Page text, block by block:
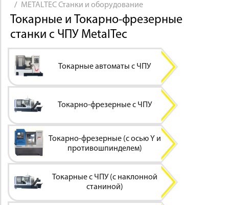
ДЕРЕВООБРАБОТКА
ИНСТРУМЕНТ
METALTEC Станки и оборудование
Токарные и Токарно-фрезерные
станки с ЧПУ MetalTec
Токарные автоматы с ЧПУ
Токарно-фрезерные с ЧПУ
Токарно-фрезерные (с осью Y и
противошпинделем)
Токарные с ЧПУ (с наклонной
станиной)